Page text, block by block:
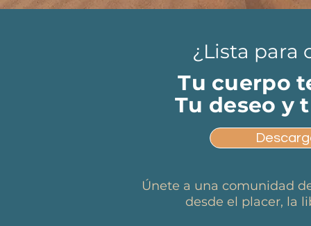
¿Lista para
Tu cuerpo
Tu deseo y
Únete a una comunidad
desde el placer, la